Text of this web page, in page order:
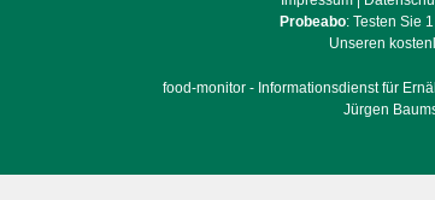
Probeabo: Testen Sie
Unseren
food-monitor - Informationsdienst für
Jürgen